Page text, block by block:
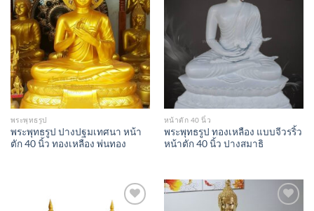
Add to
Wishlist
พระพุทธรูป
พระพุทธรูป ปางปฐมเทศนา หน้า
ตัก 40 นิ้ว ทองเหลือง พ่นทอง
หน้าตัก 40 นิ้ว
พระพุทธรูป ทองเหลือง แบบจีวรริ้ว
หน้าตัก 40 นิ้ว ปางสมาธิ